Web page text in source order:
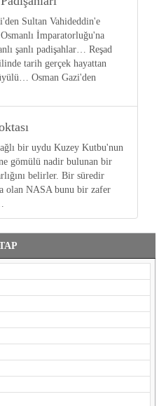
Sultan Vahideddin'e
İmparatorluğu'na
şanlı padişahlar… Reşad
tarih gerçek hayattan
Osman Gazi'den
bir uydu Kuzey Kutbu'nun
gömülü nadir bulunan bir
belirler. Bir süredir
olan NASA bunu bir zafer